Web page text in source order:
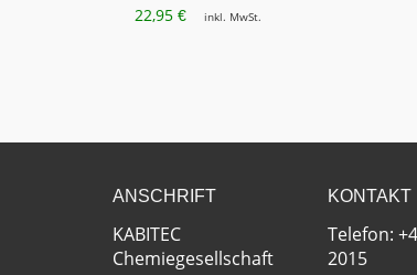
22,95 € inkl. MwSt.
ANSCHRIFT
KABITEC
Chemiegesellschaft
KONTAKT
Telefon:
2015